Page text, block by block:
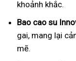
khoảnh khắc.
Bao cao su
gai, mang lại
mẽ.